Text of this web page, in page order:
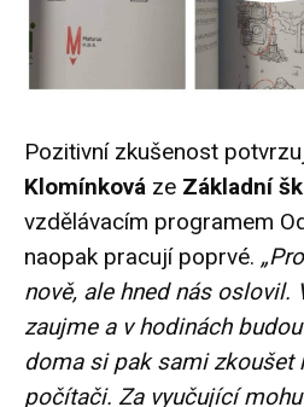
Pozitivní zkušenost
Klomínková ze Základní
vzdělávacím programem
naopak pracují poprvé.
nově, ale hned nás oslovil.
zaujme a v hodinách
doma si pak sami zkoušet
počítači. Za vyučující